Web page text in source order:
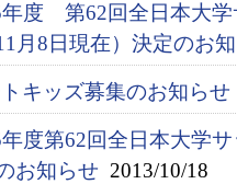
年度 第62回全日本大
月8日現在）決定のお
キッズ募集のお知らせ
年度第62回全日本大学
お知らせ 2013/10/18